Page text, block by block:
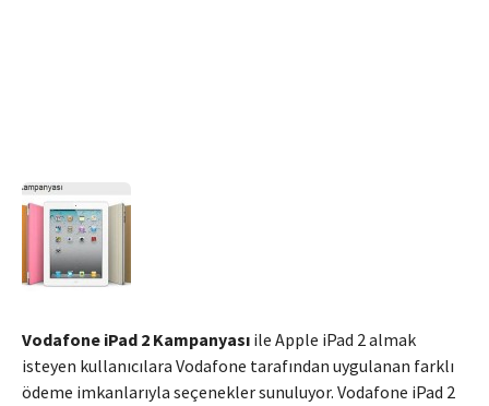
Vodafone iPad 2 Kampanyası ile Apple iPad 2 almak
isteyen kullanıcılara Vodafone tarafından uygulanan farklı
ödeme imkanlarıyla seçenekler sunuluyor. Vodafone iPad 2